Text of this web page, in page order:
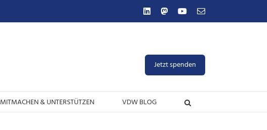
LinkedInMastodonYouTube
E-
Jetzt spenden
MITMACHEN & UNTERSTÜTZEN VDW BLOG